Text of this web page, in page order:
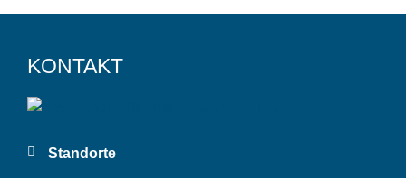
KONTAKT
Standorte